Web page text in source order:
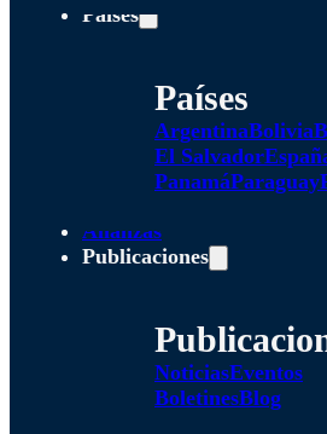
Países
Países
ArgentinaBolivia
El Salvador
PanamáParaguay
Alianzas
Publicaciones
NoticiasEventos
BoletinesBlog